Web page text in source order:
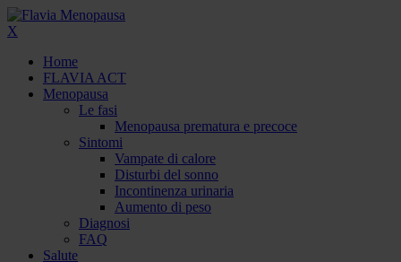
X
Home
FLAVIA ACT
Menopausa
Le fasi
Menopausa prematura e precoce
Sintomi
Vampate di calore
Disturbi del sonno
Incontinenza urinaria
Aumento di peso
Diagnosi
FAQ
Salute